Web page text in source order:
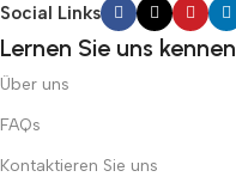
Social Links
Lernen Sie uns kennen
Über uns
FAQs
Kontaktieren Sie uns